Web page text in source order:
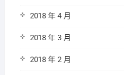
2018 年 4 月
2018 年 3 月
2018 年 2 月